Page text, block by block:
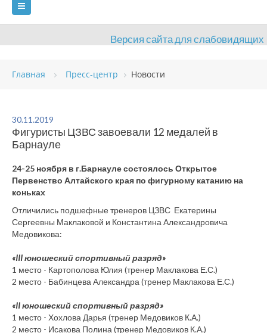
Версия сайта для слабовидящих
ГЛАВНАЯ
ВИДЫ СПОРТА
ОБЪЕКТЫ
ОЦЕНКА КАЧЕСТВА ОБРАЗОВАНИЯ ВАКАНСИИ
ПЛАТНЫЕ УСЛУГИ
Главная Пресс-центр Новости
30.11.2019
Фигуристы ЦЗВС завоевали 12 медалей в
Барнауле
24-25 ноября в г.Барнауле состоялось Открытое
Первенство Алтайского края по фигурному катанию на
коньках
Отличились подшефные тренеров ЦЗВС Екатерины
Сергеевны Маклаковой и Константина Александровича
Медовикова:
«III юношеский спортивный разряд»
1 место - Картополова Юлия (тренер Маклакова Е.С.)
2 место - Бабинцева Александра (тренер Маклакова Е.С.)
«II юношеский спортивный разряд»
1 место - Хохлова Дарья (тренер Медовиков К.А.)
2 место - Исакова Полина (тренер Медовиков К.А.)